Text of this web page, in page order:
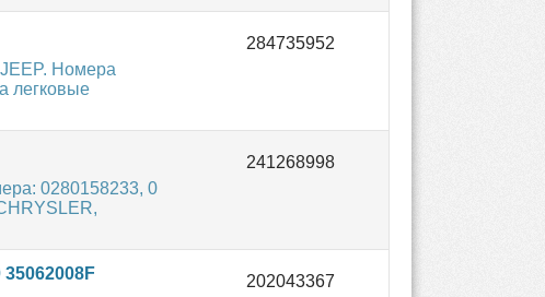
Номера
легковые
0280158233, 0